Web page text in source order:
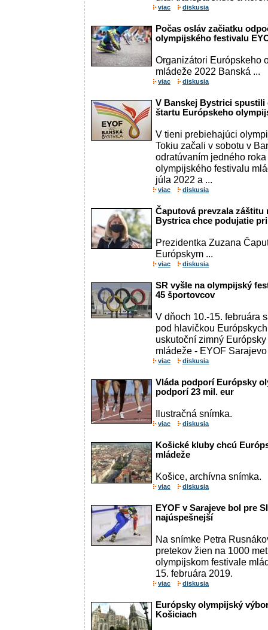
viac diskusia
Počas osláv začiatku
olympijského festivalu
Organizátori Európskeho
mládeže 2022 Banská ...
viac diskusia
V Banskej Bystrici spustili
štartu Európskeho
V tieni prebiehajúci
Tokiu začali v sobotu v
odratúvaním jedného
olympijského festivalu
júla 2022 a ...
viac diskusia
Čaputová prevzala záštitu
Bystrica chce podujatie
Prezidentka Zuzana
Európskym ...
viac diskusia
SR vyšle na olympijský
45 športovcov
V dňoch 10.-15. februára
pod hlavičkou
uskutoční zimný
mládeže - EYOF Sarajevo
viac diskusia
Vláda podporí Európsky
podporí 23 mil. eur
Ilustračná snímka.
viac diskusia
Košické kluby chcú
mládeže
Košice, archívna snímka.
viac diskusia
EYOF v Sarajeve bol pre
najúspešnejší
Na snímke Petra
pretekov žien na 1000
olympijskom festivale
15. februára 2019.
viac diskusia
Európsky olympijský
Košiciach